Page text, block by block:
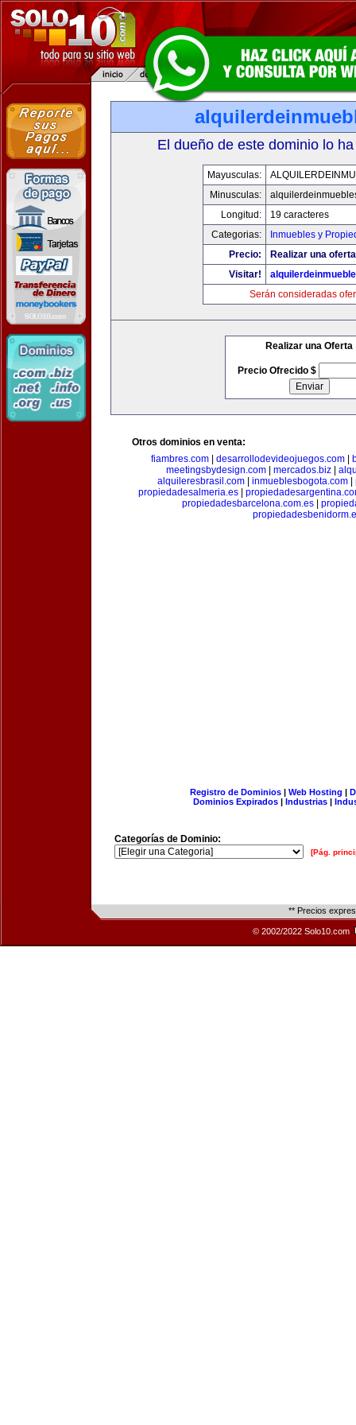
El dueño de este dominio lo
Mayusculas:
Minusculas:
Longitud:
19 caracteres
Categorias:
Inmuebles y
Precio:
Realizar una
Visitar!
Serán consideradas
Realizar una Oferta
Precio Ofrecido $
Otros dominios en venta:
fiambres.com| desarrollodevideojuegos.com|
meetingsbydesign.com| mercados.biz|
alquileresbrasil.com| inmueblesbogota.com|
propiedadesalmeria.es
propiedadesbarcelona.com.es|
Registro de Dominios| Web Hosting |
Dominios Expirados | Industrias |
Categorías de Dominio:
[Pág.
** Precios
© 2002/2022 Solo10.com